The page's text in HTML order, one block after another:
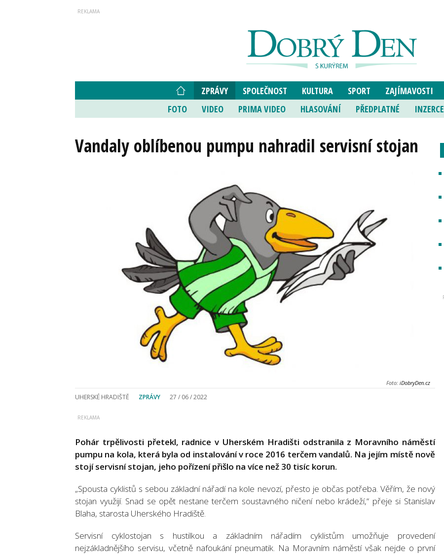
ZPRÁVY SPOLEČNOST KULTURA SPORT ZAJÍMAVOSTI
FOTO
VIDEO PRIMA VIDEO HLASOVÁNÍ PŘEDPLATNÉ INZERCE
Vandaly oblíbenou pumpu nahradil servisní stojan
Foto: iDobryDen.cz
UHERSKÉ HRADIŠTĚ ZPRÁVY 27 / 06 / 2022
Pohár trpělivosti přetekl, radnice v Uherském Hradišti odstranila z Moravního náměstí
pumpu na kola, která byla od instalování v roce 2016 terčem vandalů. Na jejím místě nově
stojí servisní stojan, jeho pořízení přišlo na více než 30 tisíc korun.
„Spousta cyklistů s sebou základní nářadí na kole nevozí, přesto je občas potřeba. Věřím, že nový
stojan využijí. Snad se opět nestane terčem soustavného ničení nebo krádeží,“ přeje si Stanislav
Blaha, starosta Uherského Hradiště.
Servisní cyklostojan s hustilkou a základním nářadím cyklistům umožňuje provedení
nejzákladnějšího servisu, včetně nafoukání pneumatik. Na Moravním náměstí však nejde o první